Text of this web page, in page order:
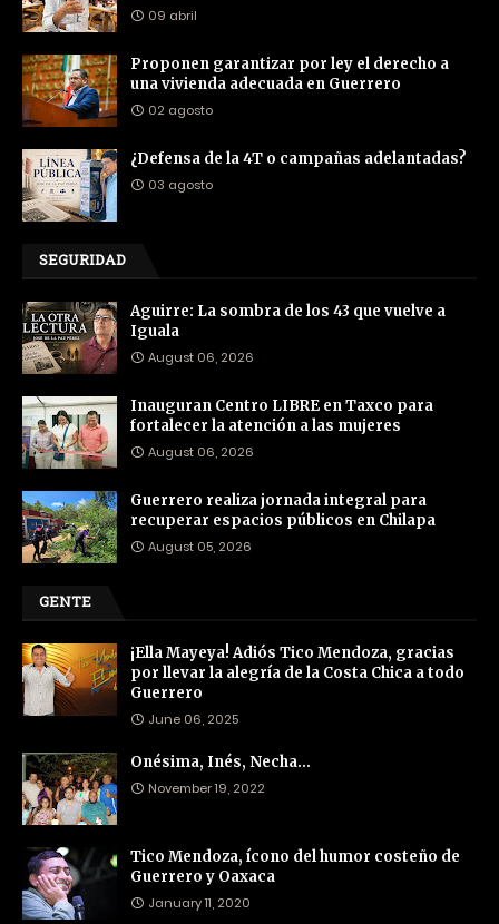
09 abril
Proponen garantizar por ley el derecho a
una vivienda adecuada en Guerrero
02 agosto
¿Defensa de la 4T o campañas adelantadas?
03 agosto
SEGURIDAD
Aguirre: La sombra de los 43 que vuelve a
Iguala
August 06, 2026
Inauguran Centro LIBRE en Taxco para
fortalecer la atención a las mujeres
August 06, 2026
Guerrero realiza jornada integral para
recuperar espacios públicos en Chilapa
August 05, 2026
GENTE
¡Ella Mayeya! Adiós Tico Mendoza, gracias
por llevar la alegría de la Costa Chica a todo
Guerrero
June 06, 2025
Onésima, Inés, Necha…
November 19, 2022
Tico Mendoza, ícono del humor costeño de
Guerrero y Oaxaca
January 11, 2020